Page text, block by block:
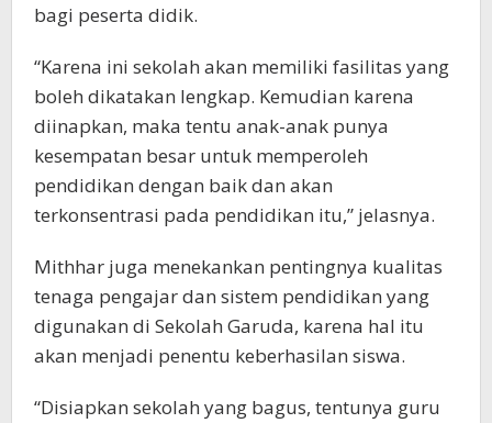
bagi peserta didik.
“Karena ini sekolah akan memiliki fasilitas yang
boleh dikatakan lengkap. Kemudian karena
diinapkan, maka tentu anak-anak punya
kesempatan besar untuk memperoleh
pendidikan dengan baik dan akan
terkonsentrasi pada pendidikan itu,” jelasnya.
Mithhar juga menekankan pentingnya kualitas
tenaga pengajar dan sistem pendidikan yang
digunakan di Sekolah Garuda, karena hal itu
akan menjadi penentu keberhasilan siswa.
“Disiapkan sekolah yang bagus, tentunya guru